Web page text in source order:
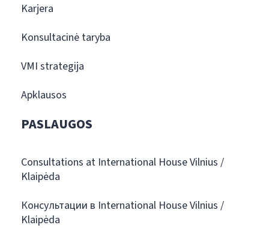
Karjera
Konsultacinė taryba
VMI strategija
Apklausos
PASLAUGOS
Consultations at International House Vilnius /
Klaipėda
Консультации в International House Vilnius /
Klaipėda